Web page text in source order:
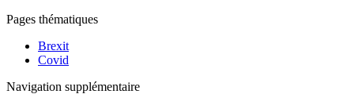
Pages thématiques
Brexit
Covid
Navigation supplémentaire